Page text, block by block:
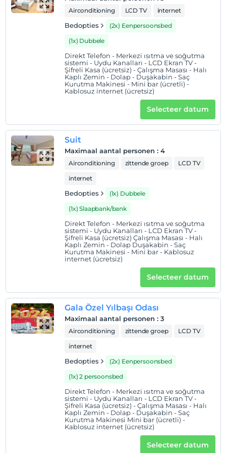
Strand
Başiskele sahile 4 km mesafededir.
Toon op kaart
Na 14:00
Uitchecken
Voor 12:00
rookvrije kamers
Baby's jonger dan 2 worden niet in rekening gebracht
1 kind(eren) tot de leeftijd van 7 per kamer
wordt/worden niet in rekening gebracht
Airconditioning LCD TV internet
Bedopties
(2x) Eenpersoonsbed
(1x) Dubbele
Direkt Telefon - Merkezi ısıtma ve soğutma
sistemi - Uydu Kanalları - LCD Ekran TV -
Şifreli Kasa (ücretsiz) - Çalışma Masası - Halı
Kaplı Zemin - Dolap - Duşakabin - Saç
Kurutma Makinesi - Mini bar (ücretli) -
Kablosuz internet (ücretsiz)
Selecteer datum
Suit
Maximaal aantal personen : 4
Airconditioning zittende groep
LCD TV
internet
Bedopties
(1x) Dubbele
(1x) Slaapbank/bank
Direkt Telefon - Merkezi ısıtma ve soğutma
sistemi - Uydu Kanalları - LCD Ekran TV -
Şifreli Kasa (ücretsiz) Çalışma Masası - Halı
Kaplı Zemin - Dolap Duşakabin - Saç
Kurutma Makinesi - Mini bar - Kablosuz
internet (ücretsiz)
Selecteer datum
Gala Özel Yılbaşı Odası
Maximaal aantal personen : 3
Airconditioning zittende groep
LCD TV
internet
Bedopties
(2x) Eenpersoonsbed
(1x) 2 persoonsbed
Direkt Telefon - Merkezi ısıtma ve soğutma
sistemi - Uydu Kanalları - LCD Ekran TV -
Şifreli Kasa (ücretsiz) - Çalışma Masası - Halı
Kaplı Zemin - Dolap - Duşakabin - Saç
Kurutma Makinesi Mini bar (ücretli) -
Kablosuz internet (ücretsiz)
Selecteer datum